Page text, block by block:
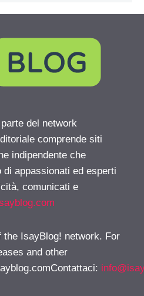
del network
comprende siti
indipendente che
appassionati ed esperti
comunicati e
IsayBlog! network. For
and other
: